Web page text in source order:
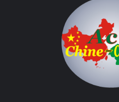
Selon Akim, Guangzhou est
la facette des affaires qu’on
chinoise a aussi un petit
Médicale’’ regroupant plus
pharmaceutiques et
essentiellement dans la